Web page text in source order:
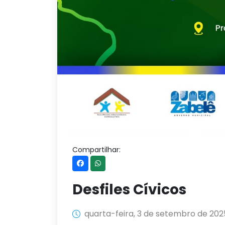
Compartilhar:
Desfiles Cívicos
quarta-feira, 3 de setembro de